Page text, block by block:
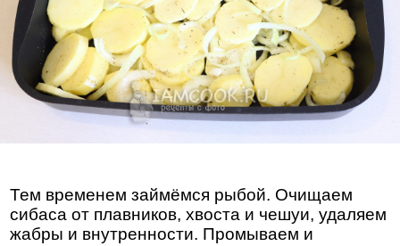
Тем временем займёмся рыбой. Очищаем
сибаса от плавников, хвоста и чешуи, удаляем
жабры и внутренности. Промываем и